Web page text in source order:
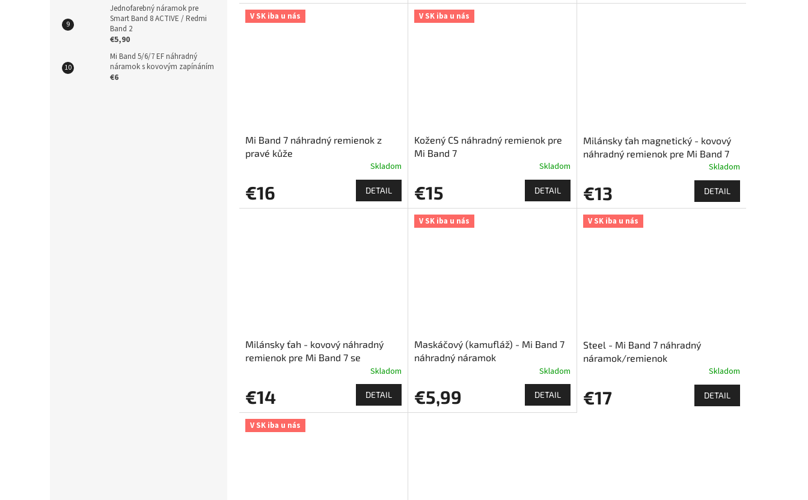
Jednofarebný náramok pre
Smart Band 8 ACTIVE / Redmi
Band 2
€5,90
Mi Band 5/6/7 EF náhradný
náramok s kovovým zapínáním
€6
V SK iba u nás
Mi Band 7 náhradný remienok z
pravé kůže
Skladom
€16 DETAIL
V SK iba u nás
Kožený CS náhradný remienok pre
Mi Band 7
Skladom
€15 DETAIL
Milánsky ťah magnetický - kovový
náhradný remienok pre Mi Band 7
Skladom
€13 DETAIL
Milánsky ťah - kovový náhradný
remienok pre Mi Band 7 se
Skladom
€14 DETAIL
V SK iba u nás
Maskáčový (kamufláž) - Mi Band 7
náhradný náramok
Skladom
€5,99 DETAIL
V SK iba u nás
Steel - Mi Band 7 náhradný
náramok/remienok
Skladom
€17 DETAIL
V SK iba u nás